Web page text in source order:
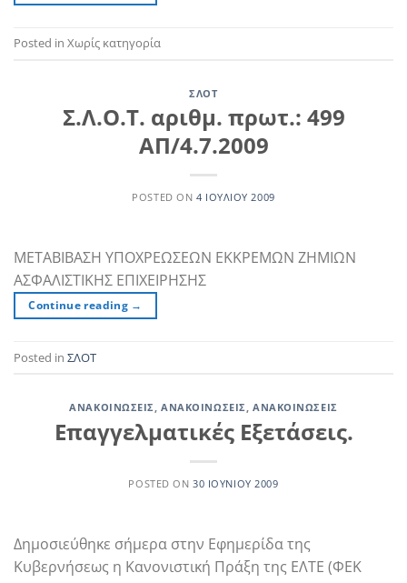
Posted in Χωρίς κατηγορία
ΣΛΟΤ
Σ.Λ.Ο.Τ. αριθμ. πρωτ.: 499
ΑΠ/4.7.2009
POSTED ON 4 ΙΟΥΛΊΟΥ 2009
ΜΕΤΑΒΙΒΑΣΗ ΥΠΟΧΡΕΩΣΕΩΝ ΕΚΚΡΕΜΩΝ ΖΗΜΙΩΝ
ΑΣΦΑΛΙΣΤΙΚΗΣ ΕΠΙΧΕΙΡΗΣΗΣ
Continue reading →
Posted in ΣΛΟΤ
ΑΝΑΚΟΙΝΏΣΕΙΣ,ΑΝΑΚΟΙΝΏΣΕΙΣ, ΑΝΑΚΟΙΝΏΣΕΙΣ
Επαγγελματικές Εξετάσεις.
POSTED ON30 ΙΟΥΝΊΟΥ 2009
Δημοσιεύθηκε σήμερα στην Εφημερίδα της
Κυβερνήσεως η Κανονιστική Πράξη της ΕΛΤΕ (ΦΕΚ